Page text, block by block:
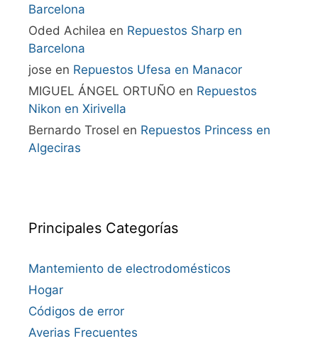
Barcelona
Oded Achilea en Repuestos Sharp en
Barcelona
jose en Repuestos Ufesa en Manacor
MIGUEL ÁNGEL ORTUÑO en Repuestos
Nikon en Xirivella
Bernardo Trosel en Repuestos Princess en
Algeciras
Principales Categorías
Mantemiento de electrodomésticos
Hogar
Códigos de error
Averias Frecuentes